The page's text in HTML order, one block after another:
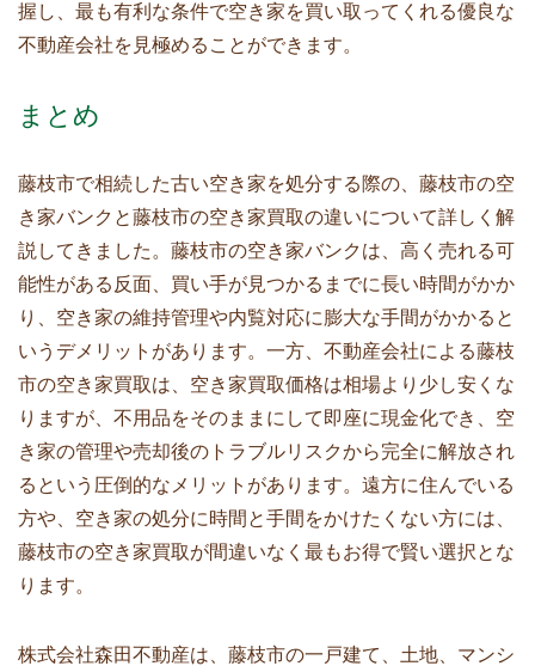
握し、最も有利な条件で空き家を買い取ってくれる優良な
不動産会社を見極めることができます。
まとめ
藤枝市で相続した古い空き家を処分する際の、藤枝市の空
き家バンクと藤枝市の空き家買取の違いについて詳しく解
説してきました。藤枝市の空き家バンクは、高く売れる可
能性がある反面、買い手が見つかるまでに長い時間がかか
り、空き家の維持管理や内覧対応に膨大な手間がかかると
いうデメリットがあります。一方、不動産会社による藤枝
市の空き家買取は、空き家買取価格は相場より少し安くな
りますが、不用品をそのままにして即座に現金化でき、空
き家の管理や売却後のトラブルリスクから完全に解放され
るという圧倒的なメリットがあります。遠方に住んでいる
方や、空き家の処分に時間と手間をかけたくない方には、
藤枝市の空き家買取が間違いなく最もお得で賢い選択とな
ります。
株式会社森田不動産は、藤枝市の一戸建て、土地、マンシ